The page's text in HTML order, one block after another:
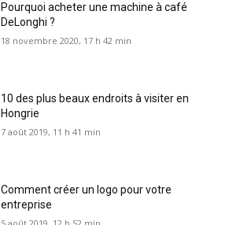
Pourquoi acheter une machine à café
DeLonghi ?
18 novembre 2020, 17 h 42 min
10 des plus beaux endroits à visiter en
Hongrie
7 août 2019, 11 h 41 min
Comment créer un logo pour votre
entreprise
5 août 2019, 12 h 52 min